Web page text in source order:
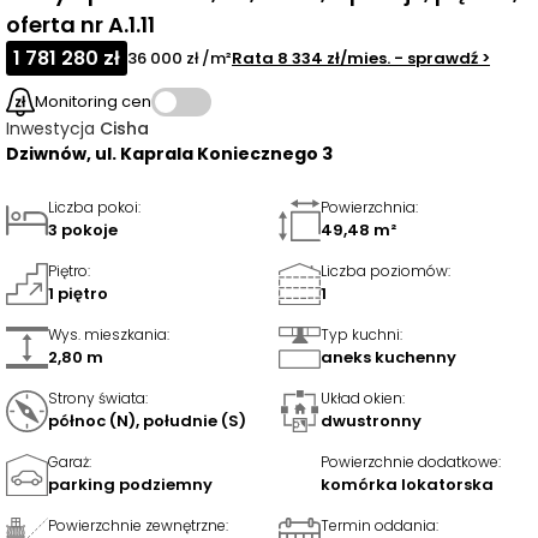
oferta nr A.1.11
1 781 280 zł 36 000 zł /m²Rata 8 334 zł/mies. - sprawdź >
Monitoring cen
Inwestycja Cisha
Dziwnów, ul. Kaprala Koniecznego 3
Liczba pokoi:
3 pokoje
Powierzchnia:
49,48 m²
Piętro:
1 piętro
Liczba poziomów:
1
Wys. mieszkania:
2,80 m
Typ kuchni:
aneks kuchenny
Strony świata:
północ (N), południe (S)
Układ okien:
dwustronny
Garaż:
parking podziemny
Powierzchnie dodatkowe:
komórka lokatorska
Powierzchnie zewnętrzne: Termin oddania: